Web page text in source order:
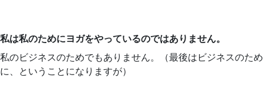
私は私のためにヨガをやっているのではありません。
私のビジネスのためでもありません。（最後はビジネスのため
に、ということになりますが）